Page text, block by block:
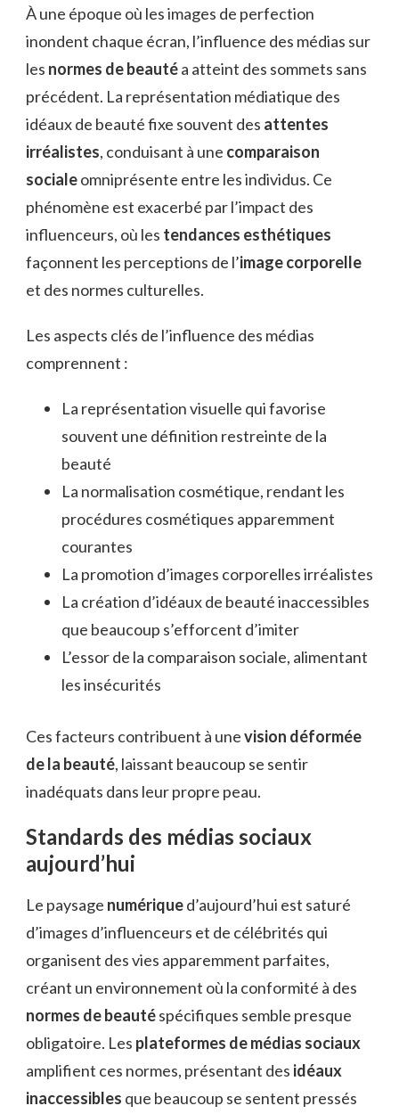
À une époque où les images de perfection
inondent chaque écran, l’influence des médias sur
les normes de beautéa atteint des sommets sans
précédent. La représentation médiatique des
idéaux de beauté fixe souvent des attentes
irréalistes, conduisant à une comparaison
socialeomniprésente entre les individus. Ce
phénomène est exacerbé par l’impact des
influenceurs, où les tendances esthétiques
façonnent les perceptions de l’image corporelle
et des normes culturelles.
Les aspects clés de l’influence des médias
comprennent :
La représentation visuelle qui favorise
souvent une définition restreinte de la
beauté
La normalisation cosmétique, rendant les
procédures cosmétiques apparemment
courantes
La promotion d’images corporelles irréalistes
La création d’idéaux de beauté inaccessibles
que beaucoup s’efforcent d’imiter
L’essor de la comparaison sociale, alimentant
les insécurités
Ces facteurs contribuent à unevision déformée
de la beauté, laissant beaucoup se sentir
inadéquats dans leur propre peau.
Standards des médias sociaux
aujourd’hui
Le paysage numériqued’aujourd’hui est saturé
d’images d’influenceurs et de célébrités qui
organisent des vies apparemment parfaites,
créant un environnement où la conformité à des
normes de beautéspécifiques semble presque
obligatoire. Les plateformes de médias sociaux
amplifient ces normes, présentant des idéaux
inaccessibles que beaucoup se sentent pressés